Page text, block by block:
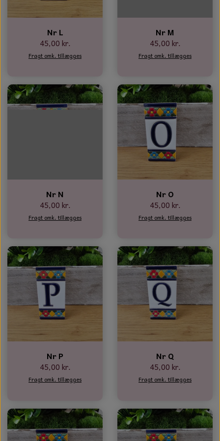
Nr L
45,00 kr.
Fragt omk. tillægges
Nr M
45,00 kr.
Fragt omk. tillægges
Nr N
45,00 kr.
Fragt omk. tillægges
Nr O
45,00 kr.
Fragt omk. tillægges
Nr P
45,00 kr.
Fragt omk. tillægges
Nr Q
45,00 kr.
Fragt omk. tillægges